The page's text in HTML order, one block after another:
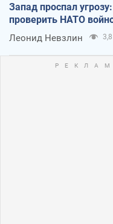
Запад проспал
проверить НАТО
Леонид Невзлин 3,8